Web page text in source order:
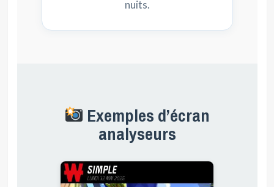
nuits.
Exemples d’écran
analyseurs